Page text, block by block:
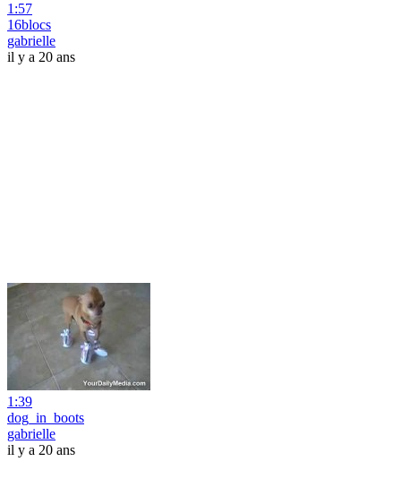
1:57
16blocs
gabrielle
il y a 20 ans
1:39
dog_in_boots
gabrielle
il y a 20 ans